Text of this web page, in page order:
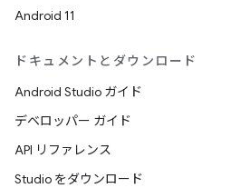
Android 11
ドキュメントとダウンロード
Android Studio ガイド
デベロッパー ガイド
API リファレンス
Studio をダウンロード